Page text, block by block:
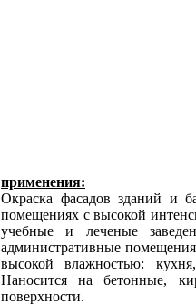
применения:
Окраска фасадов зданий и
помещениях с высокой
учебные и леченые
административные
высокой влажностью:
Наносится на бетонные,
поверхности.